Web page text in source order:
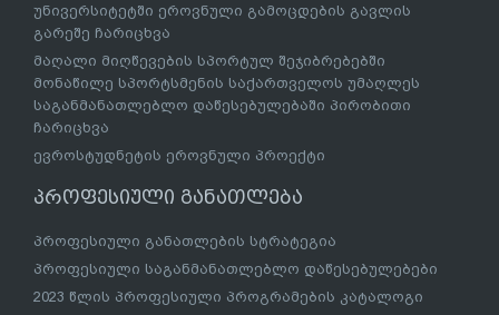
უნივერსიტეტში ეროვნული გამოცდების გავლის
გარეშე ჩარიცხვა
მაღალი მიღწევების სპორტულ შეჯიბრებებში
მონაწილე სპორტსმენის საქართველოს უმაღლეს
საგანმანათლებლო დაწესებულებაში პირობითი
ჩარიცხვა
ევროსტუდნეტის ეროვნული პროექტი
პროფესიული განათლება
პროფესიული განათლების სტრატეგია
პროფესიული საგანმანათლებლო დაწესებულებები
2023 წლის პროფესიული პროგრამების კატალოგი